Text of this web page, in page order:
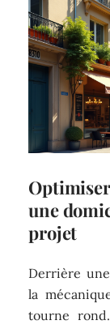
une
projet
Derrière
la
tourne